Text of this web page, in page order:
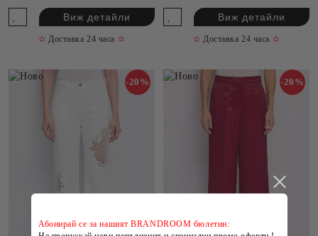
Виж детайли
✫ Доставка 24 часа ✫
Виж детайли
✫ Доставка 24 часа ✫
-20% -20%
Абонирай се за нашият BRANDROOM бюлетин: